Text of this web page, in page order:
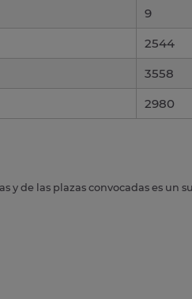
9
2544
3558
2980
y de las plazas convocadas es un